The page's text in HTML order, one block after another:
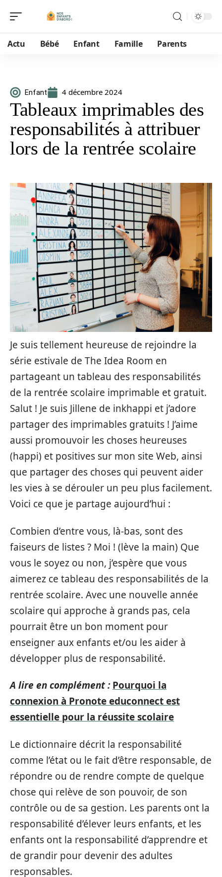
Actu Bébé Enfant Famille Parents
Enfant 4 décembre 2024
Tableaux imprimables des
responsabilités à attribuer
lors de la rentrée scolaire
Je suis tellement heureuse de rejoindre la
série estivale de The Idea Room en
partageant un tableau des responsabilités
de la rentrée scolaire imprimable et gratuit.
Salut ! Je suis Jillene de inkhappi et j’adore
partager des imprimables gratuits ! J’aime
aussi promouvoir les choses heureuses
(happi) et positives sur mon site Web, ainsi
que partager des choses qui peuvent aider
les vies à se dérouler un peu plus facilement.
Voici ce que je partage aujourd’hui :
Combien d’entre vous, là-bas, sont des
faiseurs de listes ? Moi ! (lève la main) Que
vous le soyez ou non, j’espère que vous
aimerez ce tableau des responsabilités de la
rentrée scolaire. Avec une nouvelle année
scolaire qui approche à grands pas, cela
pourrait être un bon moment pour
enseigner aux enfants et/ou les aider à
développer plus de responsabilité.
A lire en complément : Pourquoi la
connexion à Pronote educonnect est
essentielle pour la réussite scolaire
Le dictionnaire décrit la responsabilité
comme l’état ou le fait d’être responsable, de
répondre ou de rendre compte de quelque
chose qui relève de son pouvoir, de son
contrôle ou de sa gestion. Les parents ont la
responsabilité d’élever leurs enfants, et les
enfants ont la responsabilité d’apprendre et
de grandir pour devenir des adultes
responsables.